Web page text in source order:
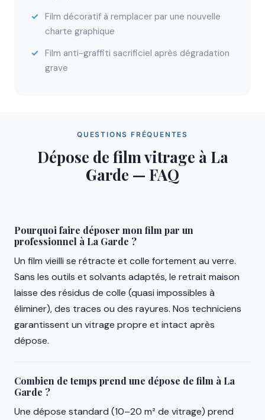
Film décoratif à remplacer par une nouvelle
charte graphique
Film anti-graffiti sacrificiel après dégradation
grave
QUESTIONS FRÉQUENTES
Dépose de film vitrage à La
Garde — FAQ
Pourquoi faire déposer mon film par un
professionnel à La Garde ?
Un film vieilli se rétracte et colle fortement au verre.
Sans les outils et solvants adaptés, le retrait maison
laisse des résidus de colle (quasi impossibles à
éliminer), des traces ou des rayures. Nos techniciens
garantissent un vitrage propre et intact après
dépose.
Combien de temps prend une dépose de film à La
Garde ?
Une dépose standard (10–20 m² de vitrage) prend